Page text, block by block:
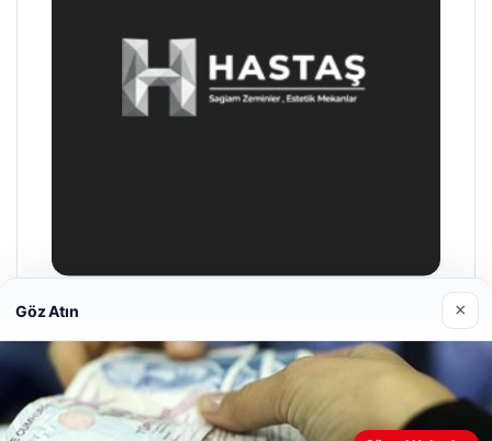
Enes Kaplan Avukatlık Bürosu
28/04/2026
Göz Atın ×